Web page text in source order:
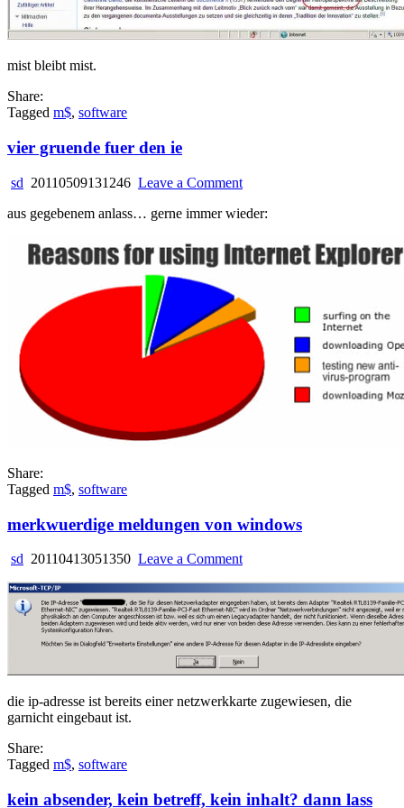
mist bleibt mist.
Share:
Tagged m$, software
vier gruende fuer den ie
sd 20110509131246 Leave a Commenton
gruende
den
ie
aus gegebenem anlass… gerne immer wieder:
Share:
Tagged m$, software
merkwuerdige meldungen von windows
sd 20110413051350 Leave a Commenton
meldungen
von
windows
die ip-adresse ist bereits einer netzwerkkarte zugewiesen, die
garnicht eingebaut ist.
Share:
Tagged m$, software
kein absender, kein betreff, kein inhalt? dann lass